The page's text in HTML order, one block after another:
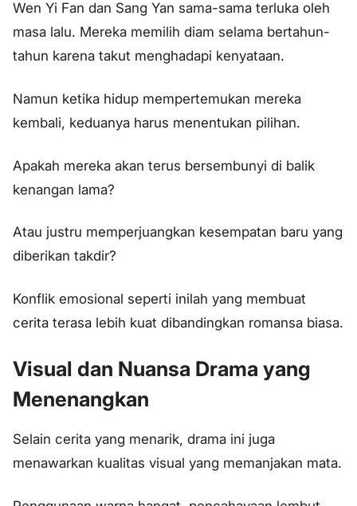
Wen Yi Fan dan Sang Yan sama-sama terluka oleh
masa lalu. Mereka memilih diam selama bertahun-
tahun karena takut menghadapi kenyataan.
Namun ketika hidup mempertemukan mereka
kembali, keduanya harus menentukan pilihan.
Apakah mereka akan terus bersembunyi di balik
kenangan lama?
Atau justru memperjuangkan kesempatan baru yang
diberikan takdir?
Konflik emosional seperti inilah yang membuat
cerita terasa lebih kuat dibandingkan romansa biasa.
Visual dan Nuansa Drama yang
Menenangkan
Selain cerita yang menarik, drama ini juga
menawarkan kualitas visual yang memanjakan mata.